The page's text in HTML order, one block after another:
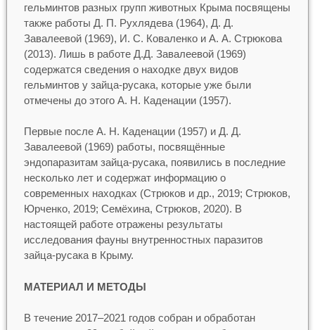
гельминтов разных групп животных Крыма посвящены
также работы Д. П. Рухлядева (1964), Д. Д.
Завалеевой (1969), И. С. Коваленко и А. А. Стрюкова
(2013). Лишь в работе Д.Д. Завалеевой (1969)
содержатся сведения о находке двух видов
гельминтов у зайца-русака, которые уже были
отмечены до этого А. Н. Каденации (1957).
Первые после А. Н. Каденации (1957) и Д. Д.
Завалеевой (1969) работы, посвящённые
эндопаразитам зайца-русака, появились в последние
несколько лет и содержат информацию о
современных находках (Cтрюков и др., 2019; Стрюков,
Юрченко, 2019; Семёхина, Стрюков, 2020). В
настоящей работе отражены результаты
исследования фауны внутренностных паразитов
зайца-русака в Крыму.
МАТЕРИАЛ И МЕТОДЫ
В течение 2017–2021 годов собран и обработан